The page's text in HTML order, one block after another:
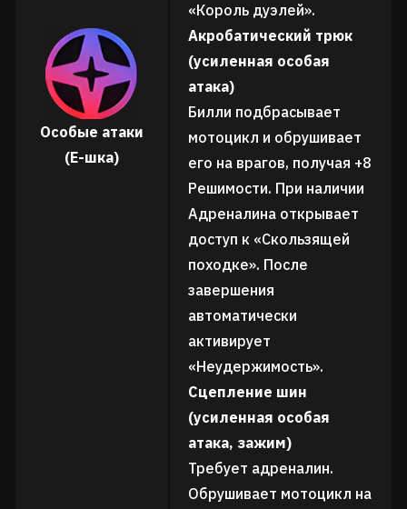
Особые атаки
(Е-шка)
«Король дуэлей».
Акробатический трюк
(усиленная особая
атака)
Билли подбрасывает
мотоцикл и обрушивает
его на врагов, получая +8
Решимости. При наличии
Адреналина открывает
доступ к «Скользящей
походке». После
завершения
автоматически
активирует
«Неудержимость».
Сцепление шин
(усиленная особая
атака, зажим)
Требует адреналин.
Обрушивает мотоцикл на